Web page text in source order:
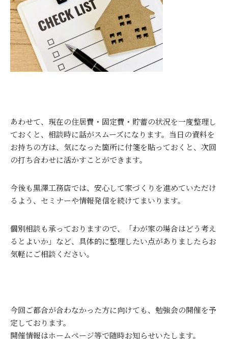
あわせて、現在の住居費・固定費・貯蓄の状況を一度整理し
ておくと、相談時に話がスムーズになります。当日の資料を
お持ちの方は、気になった箇所に付箋を貼っておくと、次回
の打ち合わせに活かすことができます。
今後も黒澤工務店では、安心して家づくりを進めていただけ
るよう、セミナーや情報発信を続けてまいります。
個別相談も承っておりますので、「わが家の場合はどう考え
るとよいか」など、具体的に整理したい点がありましたらお
気軽にご相談ください。
今回ご都合が合わなかった方に向けても、勉強会の開催を予
定しております。
開催情報はホームページ等で随時お知らせいたします。